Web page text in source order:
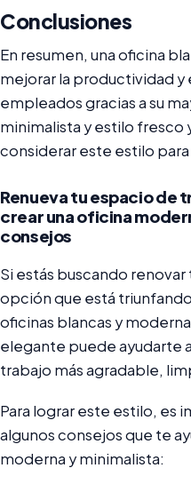
Conclusiones
En resumen, una oficina
mejorar la productividad y
empleados gracias a su
minimalista y estilo fresco
considerar este estilo
Renueva tu espacio de
crear una oficina
consejos
Si estás buscando
opción que está
oficinas blancas y
elegante puede ayudarte
trabajo más agradable,
Para lograr este estilo, es
algunos consejos que te
moderna y minimalista: